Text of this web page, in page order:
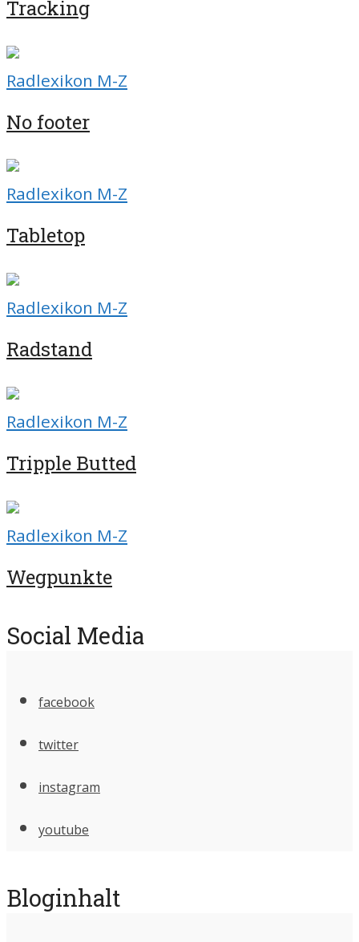
Tracking
Radlexikon M-Z
No footer
Radlexikon M-Z
Tabletop
Radlexikon M-Z
Radstand
Radlexikon M-Z
Tripple Butted
Radlexikon M-Z
Wegpunkte
Social Media
facebook
twitter
instagram
youtube
Bloginhalt